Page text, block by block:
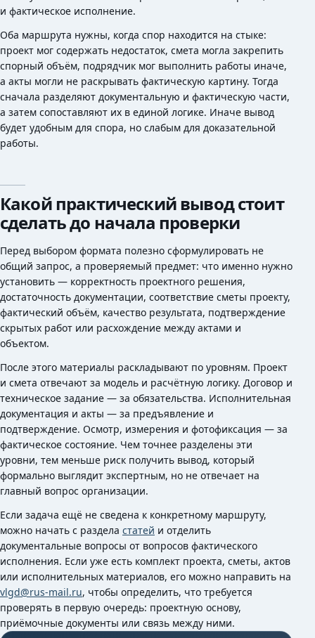
и фактическое исполнение.
Оба маршрута нужны, когда спор находится на стыке:
проект мог содержать недостаток, смета могла закрепить
спорный объём, подрядчик мог выполнить работы иначе,
а акты могли не раскрывать фактическую картину. Тогда
сначала разделяют документальную и фактическую части,
а затем сопоставляют их в единой логике. Иначе вывод
будет удобным для спора, но слабым для доказательной
работы.
Какой практический вывод стоит
сделать до начала проверки
Перед выбором формата полезно сформулировать не
общий запрос, а проверяемый предмет: что именно нужно
установить — корректность проектного решения,
достаточность документации, соответствие сметы проекту,
фактический объём, качество результата, подтверждение
скрытых работ или расхождение между актами и
объектом.
После этого материалы раскладывают по уровням. Проект
и смета отвечают за модель и расчётную логику. Договор и
техническое задание — за обязательства. Исполнительная
документация и акты — за предъявление и
подтверждение. Осмотр, измерения и фотофиксация — за
фактическое состояние. Чем точнее разделены эти
уровни, тем меньше риск получить вывод, который
формально выглядит экспертным, но не отвечает на
главный вопрос организации.
Если задача ещё не сведена к конкретному маршруту,
можно начать с раздела статей и отделить
документальные вопросы от вопросов фактического
исполнения. Если уже есть комплект проекта, сметы, актов
или исполнительных материалов, его можно направить на
vlgd@rus-mail.ru, чтобы определить, что требуется
проверять в первую очередь: проектную основу,
приёмочные документы или связь между ними.